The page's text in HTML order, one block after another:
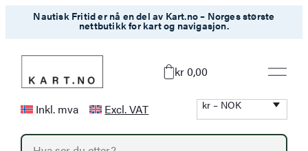
Nautisk Fritid er nå en del av Kart.no – Norges største
nettbutikk for kart og navigasjon.
kr 0,00
Inkl. mva Excl. VAT kr – NOK
P